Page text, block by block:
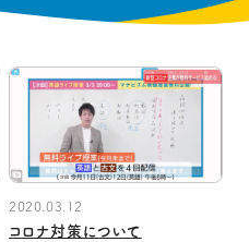
2020.03.12
コロナ対策について